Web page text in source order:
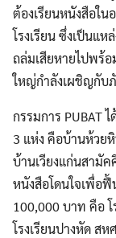
ต้องเรียนหนังสือใน
โรงเรียน ซึ่งเป็นแ
ถล่มเสียหายไปพร้
ใหญ่กำลังเผชิญกับ
กรรมการ PUBAT
3 แห่ง คือบ้านห้วย
บ้านเวียงแก่นสามั
หนังสือโดนใจเพื่อฟื้
100,000 บาท คือ โ
โรงเรียนปางหัด ส